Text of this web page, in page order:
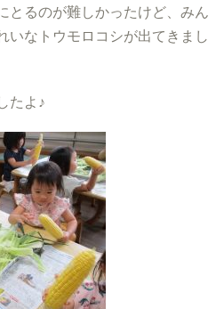
とるのが難しかったけど、みん
いなトウモロコシが出てきまし
たよ♪